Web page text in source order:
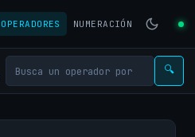
OPERADORES NUMERACIÓN
🔍